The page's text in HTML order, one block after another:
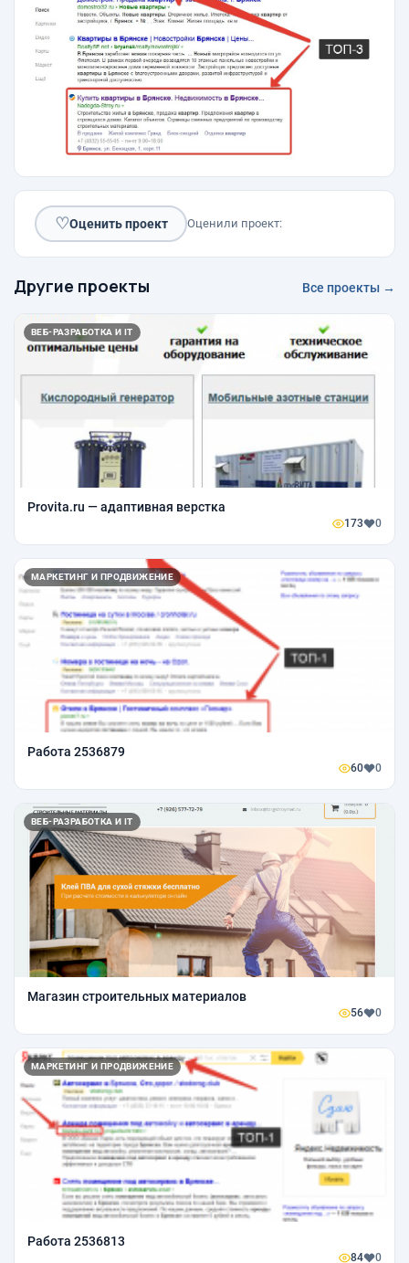
♡Оценить проект Оценили проект:
Другие проекты Все проекты →
ВЕБ-РАЗРАБОТКА И IT
Provita.ru — адаптивная верстка
173 0
МАРКЕТИНГ И ПРОДВИЖЕНИЕ
Работа 2536879
60 0
ВЕБ-РАЗРАБОТКА И IT
Магазин строительных материалов
56 0
МАРКЕТИНГ И ПРОДВИЖЕНИЕ
Работа 2536813
84 0